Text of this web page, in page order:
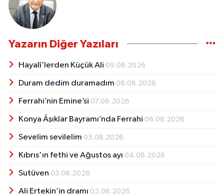
Yazarın Diğer Yazıları
Hayalî’lerden Küçük Ali 09.08.2026
Duram dedim duramadım 08.08.2026
Ferrahi’nin Emine’si 07.08.2026
Konya Âşıklar Bayramı’nda Ferrahi 06.08.2026
Sevelim sevilelim 05.08.2026
Kıbrıs'ın fethi ve Ağustos ayı 04.08.2026
Sutüven 03.08.2026
Ali Ertekin’in dramı 02.08.2026